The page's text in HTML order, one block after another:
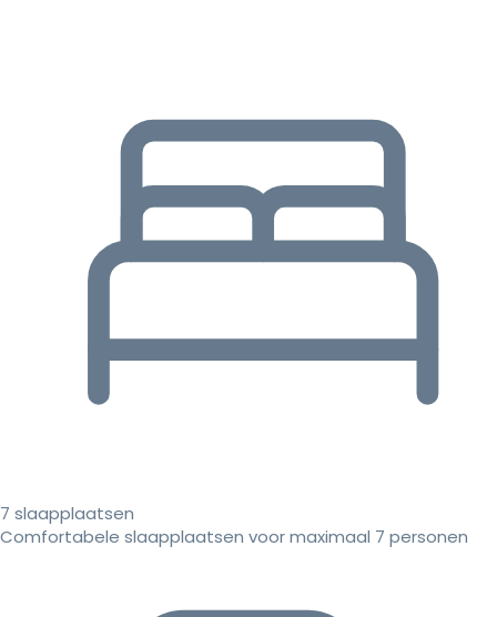
7 slaapplaatsen
Comfortabele slaapplaatsen voor maximaal 7 personen